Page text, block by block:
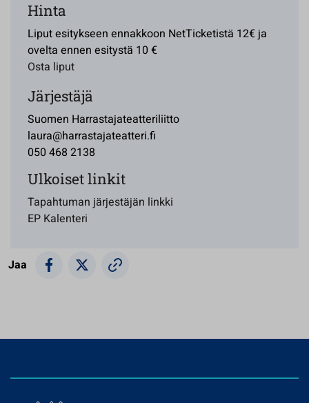
Hinta
Liput esitykseen ennakkoon NetTicketistä 12€ ja
ovelta ennen esitystä 10 €
Osta liput
Järjestäjä
Suomen Harrastajateatteriliitto
laura@harrastajateatteri.fi
050 468 2138
Ulkoiset linkit
Tapahtuman järjestäjän linkki
EP Kalenteri
Jaa